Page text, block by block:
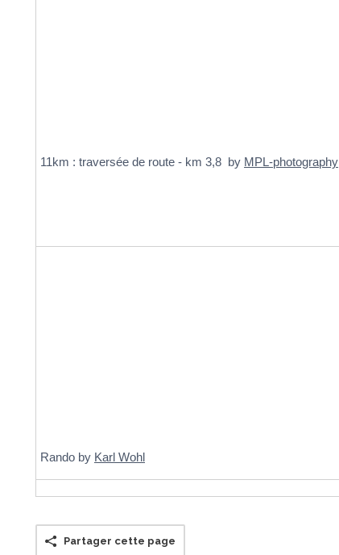
11km : traversée de route - km 3,8 by MPL-photography
Rando by Karl Wohl
Partager cette page